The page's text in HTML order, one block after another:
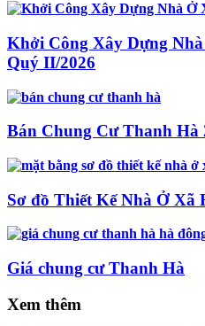
Khởi Công Xây Dựng
Quý II/2026
Bán Chung Cư Thanh Hà
Sơ đồ Thiết Kế Nhà Ở Xã
Giá chung cư Thanh Hà
Xem thêm